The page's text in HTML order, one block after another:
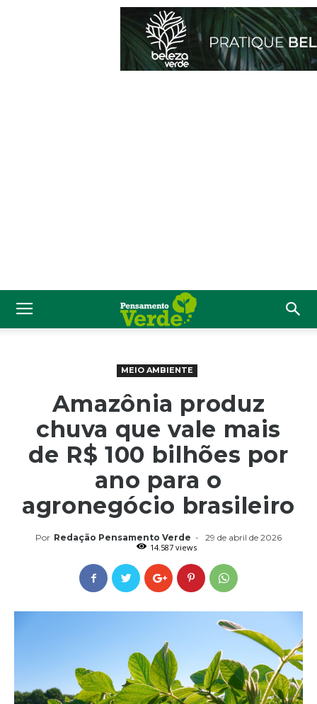
MEIO AMBIENTE
Amazônia produz
chuva que vale mais
de R$ 100 bilhões por
ano para o
agronegócio brasileiro
Por Redação Pensamento Verde -
29 de abril de 2026
14.587 views